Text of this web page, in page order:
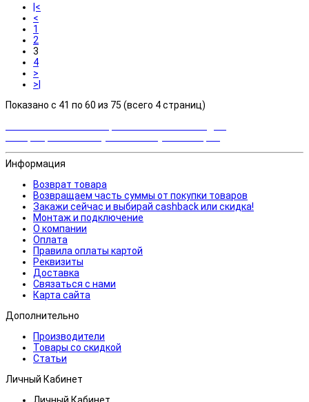
|<
<
1
2
3
4
>
>|
Показано с 41 по 60 из 75 (всего 4 страниц)
Информация
Возврат товара
Возвращаем часть суммы от покупки товаров
Закажи сейчас и выбирай cashback или скидка!
Монтаж и подключение
О компании
Оплата
Правила оплаты картой
Реквизиты
Доставка
Связаться с нами
Карта сайта
Дополнительно
Производители
Товары со скидкой
Статьи
Личный Кабинет
Личный Кабинет